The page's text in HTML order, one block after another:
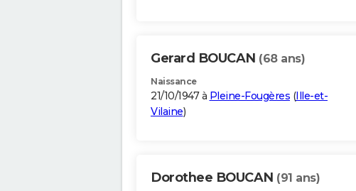
Gerard BOUCAN (68 ans)
Naissance
21/10/1947 à Pleine-Fougères (Ille-et-
Vilaine)
Dorothee BOUCAN (91 ans)